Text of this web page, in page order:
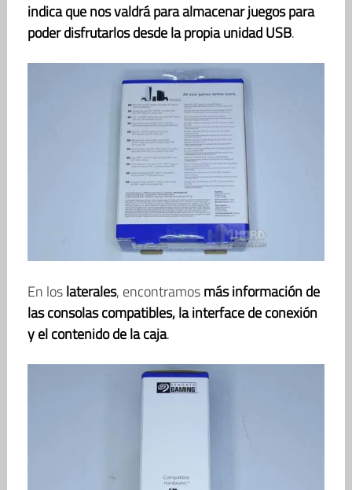
indica que nos valdrá para almacenar juegos para
poder disfrutarlos desde la propia unidad USB.
En loslaterales, encontramosmás información de
las consolas compatibles, la interface de conexión
y el contenido de la caja.